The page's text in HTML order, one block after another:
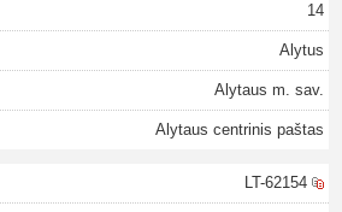
14
Alytus
Alytaus m. sav.
Alytaus centrinis paštas
LT-62154